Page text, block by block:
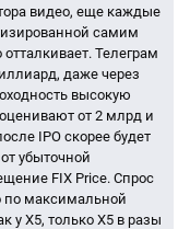
видео, еще каждые
самим
Телеграм
даже через
высокую
от 2 млрд и
IPO скорее будет
убыточной
FIX Price. Спрос
максимальной
у Х5, только Х5 в разы